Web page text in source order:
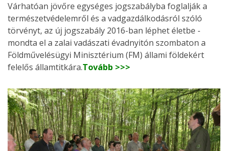
Várhatóan jövőre egységes jogszabályba foglalják a
természetvédelemről és a vadgazdálkodásról szóló
törvényt, az új jogszabály 2016-ban léphet életbe -
mondta el a zalai vadászati évadnyitón szombaton a
Földművelésügyi Minisztérium (FM) állami földekért
felelős államtitkára.Tovább >>>